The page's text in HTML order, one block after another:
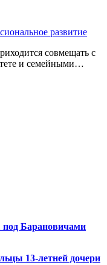
развитие
совмещать с
и семейными…
под Барановичами
13-летней дочери